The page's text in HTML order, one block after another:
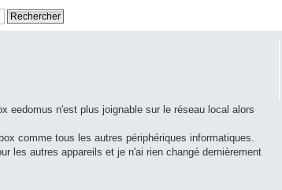
eedomus n'est plus joignable sur le réseau local alors
comme tous les autres périphériques informatiques.
les autres appareils et je n'ai rien changé dernièrement